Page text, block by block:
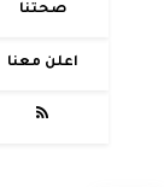
صحتنا
اعلن معنا
